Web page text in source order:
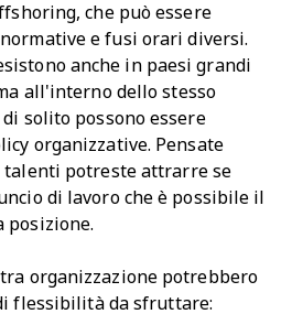
che può essere
e fusi orari diversi.
anche in paesi grandi
all'interno dello stesso
solito possono essere
organizzative. Pensate
talenti potreste attrarre se
di lavoro che è possibile il
posizione.
organizzazione potrebbero
flessibilità da sfruttare: